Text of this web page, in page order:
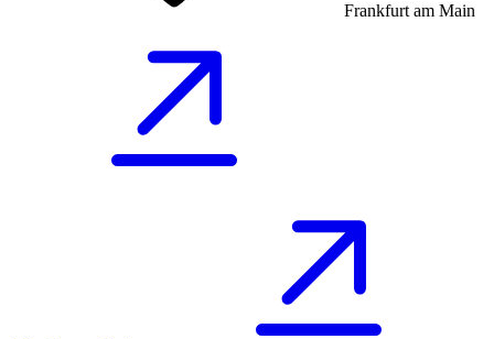
Frankfurt am Main